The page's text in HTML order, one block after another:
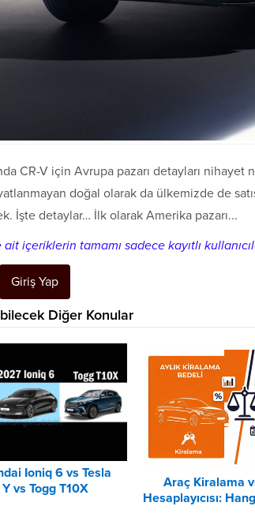
CR-V için Avrupa pazarı detayları
doğal olarak da ülkemizde de
İşte detaylar… İlk olarak Amerika pazarı...
içeriklerin tamamı sadece kayıtlı
Giriş Yap
Diğer Konular
Ioniq 6 vs Tesla
vs Togg T10X
Araç Kiralama
Hesaplayıcısı: